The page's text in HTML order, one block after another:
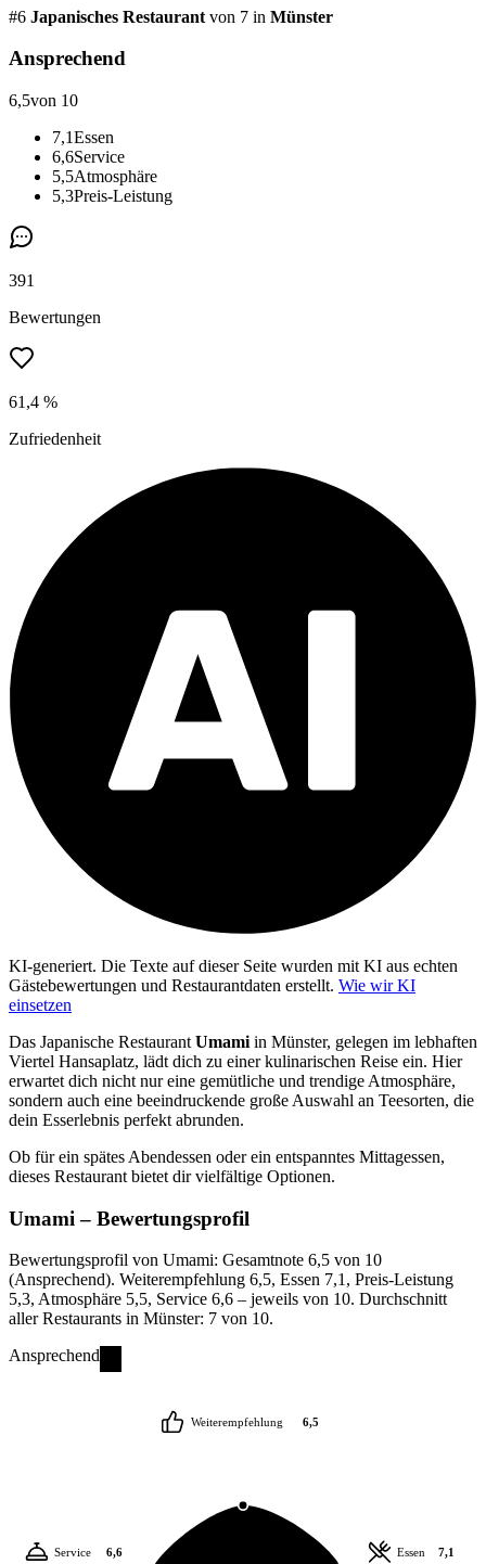
#6 Japanisches Restaurant von 7 in Münster
Ansprechend
6,5von 10
7,1Essen
6,6Service
5,5Atmosphäre
5,3Preis-Leistung
391
Bewertungen
61,4 %
Zufriedenheit
KI-generiert. Die Texte auf dieser Seite wurden mit KI aus echten
Gästebewertungen und Restaurantdaten erstellt. Wie wir KI
einsetzen
Das Japanische Restaurant Umami in Münster, gelegen im lebhaften
Viertel Hansaplatz, lädt dich zu einer kulinarischen Reise ein. Hier
erwartet dich nicht nur eine gemütliche und trendige Atmosphäre,
sondern auch eine beeindruckende große Auswahl an Teesorten, die
dein Esserlebnis perfekt abrunden.
Ob für ein spätes Abendessen oder ein entspanntes Mittagessen,
dieses Restaurant bietet dir vielfältige Optionen.
Umami – Bewertungsprofil
Bewertungsprofil von Umami: Gesamtnote 6,5 von 10
(Ansprechend). Weiterempfehlung 6,5, Essen 7,1, Preis-Leistung
5,3, Atmosphäre 5,5, Service 6,6 – jeweils von 10. Durchschnitt
aller Restaurants in Münster: 7 von 10.
Ansprechend
Weiterempfehlung 6,5
Essen 7,1
Service 6,6